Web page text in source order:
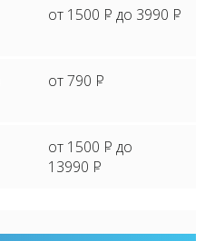
от 1500 P до 3990 P
от 790 P
от 1500 P до
13990 P